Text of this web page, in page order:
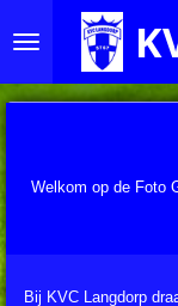
direct
de
Welkom op de Foto
Bij KVC Langdorp